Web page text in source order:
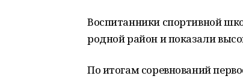
Воспитанники спортивной
родной район и показали
По итогам соревнований